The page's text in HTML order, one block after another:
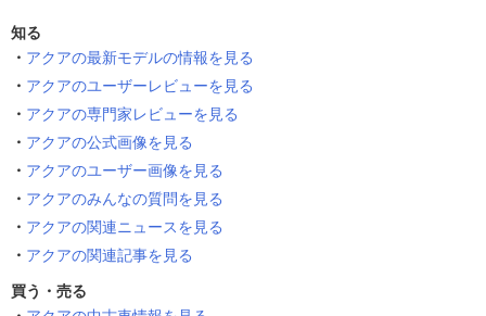
知る
アクアの最新モデルの情報を見る
アクアのユーザーレビューを見る
アクアの専門家レビューを見る
アクアの公式画像を見る
アクアのユーザー画像を見る
アクアのみんなの質問を見る
アクアの関連ニュースを見る
アクアの関連記事を見る
買う・売る